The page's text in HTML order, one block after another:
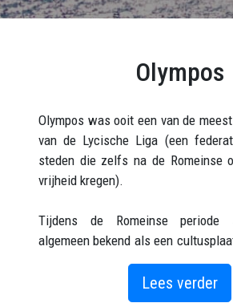
Olympos
Olympos was ooit een van de
van de Lycische Liga (een
steden die zelfs na de Romeinse
vrijheid kregen).
Tijdens de Romeinse periode
algemeen bekend als een
vuurgod Hephaistos (met een grote
ter ere van hem op de plaats van de
Lees verder